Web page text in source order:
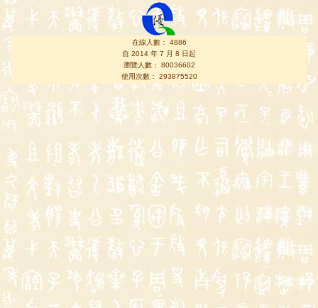
在線人數： 4886
自 2014 年 7 月 8 日起
瀏覽人數： 80036602
使用次數： 293875520